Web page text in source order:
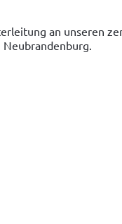
an unseren
Neubrandenburg.